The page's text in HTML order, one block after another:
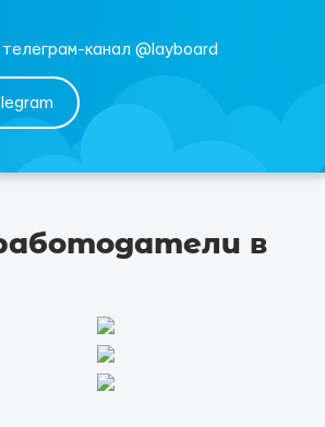
канал @layboard
в